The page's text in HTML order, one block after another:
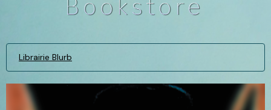
Librairie Blurb